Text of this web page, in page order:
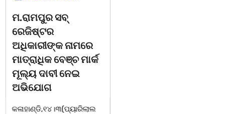
ଚିତାବାଘ ର ନଖ ଜବତ
ତିନି ଯୁବକ ଗିରଫ ଓ
କୋର୍ଟ ଚାଲାଣ
କଳାହାଣ୍ଡି,୧୪|୩(ପ୍ୟାରିଲାଲ
ଦୁର୍ଗା ଙ୍କ ରିପୋର୍ଟ):ବେଆଇନ
କରି ବ୍ୟବସାୟ ଚାଲୁଥିବା